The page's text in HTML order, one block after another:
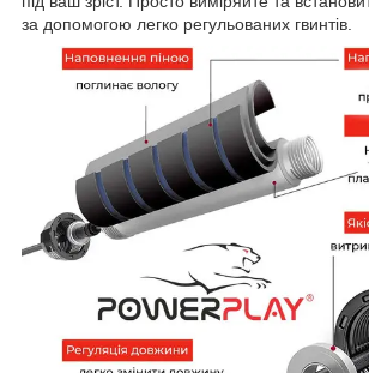
за допомогою легко регульованих гвинтів.